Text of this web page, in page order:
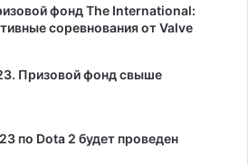
фонд The International:
соревнования от Valve
Призовой фонд свыше
по Dota 2 будет проведен